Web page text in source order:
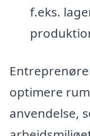
f.eks.
optimere
anvendelse,